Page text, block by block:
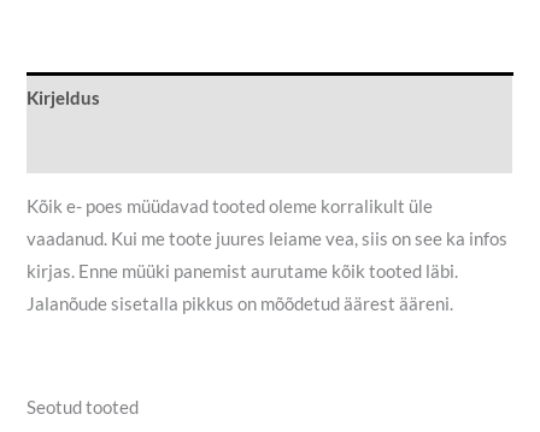
Kirjeldus
Kõik e- poes müüdavad tooted oleme korralikult üle
vaadanud. Kui me toote juures leiame vea, siis on see ka infos
kirjas. Enne müüki panemist aurutame kõik tooted läbi.
Jalanõude sisetalla pikkus on mõõdetud äärest ääreni.
Seotud tooted